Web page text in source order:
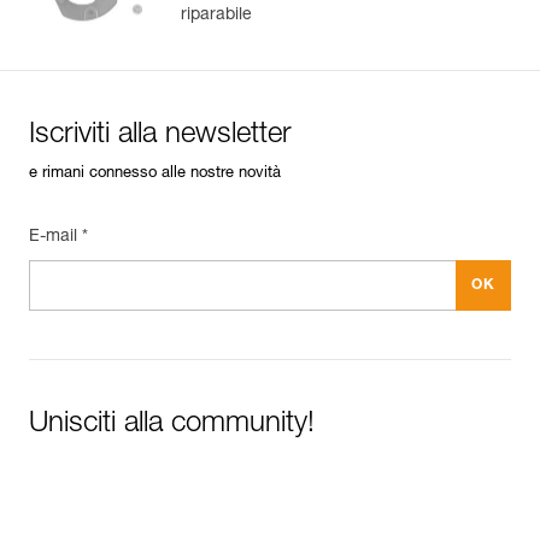
riparabile
Iscriviti alla newsletter
e rimani connesso alle nostre novità
E-mail *
Unisciti alla community!